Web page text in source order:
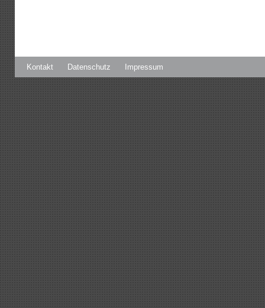
Kontakt Datenschutz Impressum